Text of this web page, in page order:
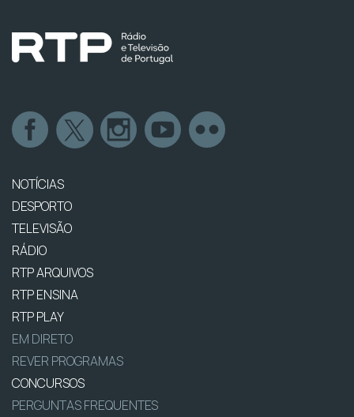
NOTÍCIAS
DESPORTO
TELEVISÃO
RÁDIO
RTP ARQUIVOS
RTP ENSINA
RTP PLAY
EM DIRETO
REVER PROGRAMAS
CONCURSOS
PERGUNTAS FREQUENTES